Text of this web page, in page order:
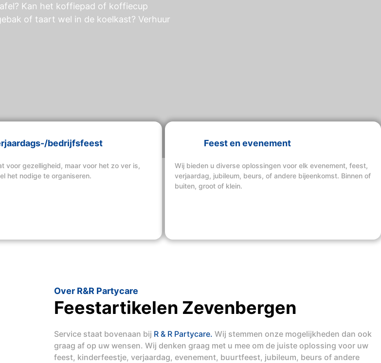
Kan het koffiepad of koffiecup
of taart wel in de koelkast? Verhuur
bedrijfsfeest
voor gezelligheid, maar voor het zo ver is,
het nodige te organiseren.
Feest en evenement
Wij bieden u diverse oplossingen voor elk evenement, feest,
verjaardag, jubileum, beurs, of andere bijeenkomst. Binnen of
buiten, groot of klein.
Over R&R Partycare
Feestartikelen Zevenbergen
Service staat bovenaan bij R & R Partycare. Wij stemmen onze mogelijkheden dan ook
graag af op uw wensen. Wij denken graag met u mee om de juiste oplossing voor uw
feest, kinderfeestje, verjaardag, evenement, buurtfeest, jubileum, beurs of andere